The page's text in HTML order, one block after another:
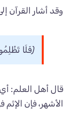
وقد أشار القرآن
﴿فَلَا
قال أهل العلم:
الأشهر، فإن الإثم